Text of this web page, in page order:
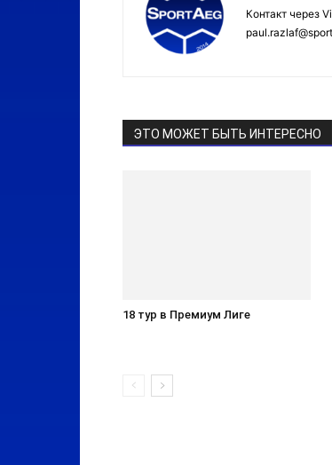
Контакт через
ЭТО МОЖЕТ БЫТЬ ИНТЕРЕСНО
18 тур в Премиум Лиге